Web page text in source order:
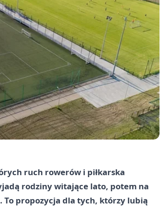
ruch rowerów i piłkarska
rodziny witające lato, potem na
To propozycja dla tych, którzy lubią